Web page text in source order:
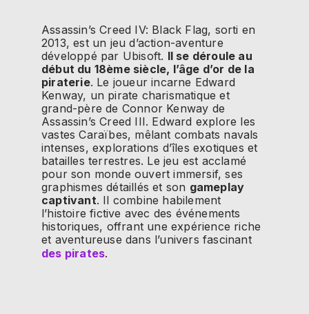
Assassin’s Creed IV: Black Flag, sorti en
2013, est un jeu d’action-aventure
développé par Ubisoft. Il se déroule au
début du 18ème siècle, l’âge d’or de la
piraterie. Le joueur incarne Edward
Kenway, un pirate charismatique et
grand-père de Connor Kenway de
Assassin’s Creed III. Edward explore les
vastes Caraïbes, mêlant combats navals
intenses, explorations d’îles exotiques et
batailles terrestres. Le jeu est acclamé
pour son monde ouvert immersif, ses
graphismes détaillés et son gameplay
captivant. Il combine habilement
l’histoire fictive avec des événements
historiques, offrant une expérience riche
et aventureuse dans l’univers fascinant
des pirates.